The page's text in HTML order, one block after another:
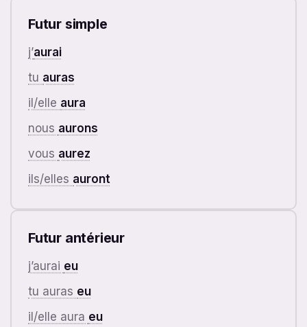
Futur simple
j’aurai
tu auras
il/elle aura
nous aurons
vous aurez
ils/elles auront
Futur antérieur
j’aurai eu
tu auras eu
il/elle aura eu